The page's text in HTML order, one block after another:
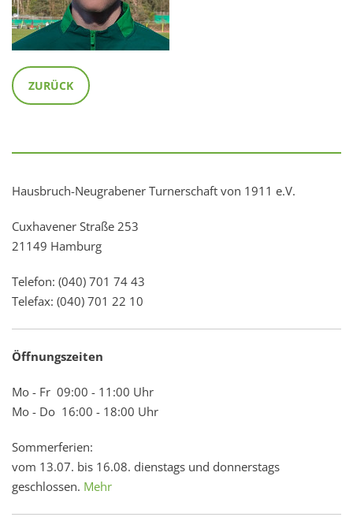
ZURÜCK
Hausbruch-Neugrabener Turnerschaft von 1911 e.V.
Cuxhavener Straße 253
21149 Hamburg
Telefon: (040) 701 74 43
Telefax: (040) 701 22 10
Öffnungszeiten
Mo - Fr 09:00 - 11:00 Uhr
Mo - Do 16:00 - 18:00 Uhr
Sommerferien:
vom 13.07. bis 16.08. dienstags und donnerstags
geschlossen. Mehr